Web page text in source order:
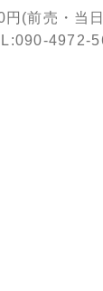
円(前売・当